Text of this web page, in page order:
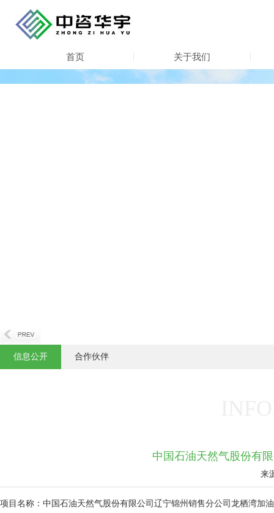
首页 关于我们
信息公开 合作伙伴
中国石油天然气股份有
来
项目名称：中国石油天然气股份有限公司辽宁锦州销售分公司龙栖湾加